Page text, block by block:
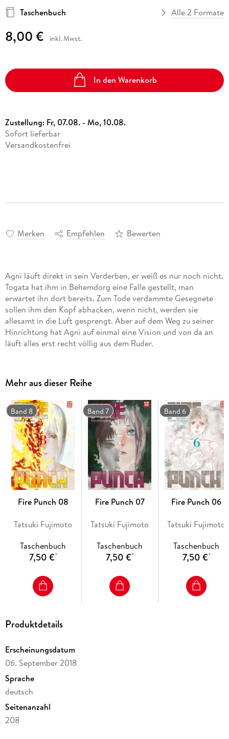
Taschenbuch
Alle 2 Formate
8,00 € inkl. Mwst.
In den Warenkorb
Zustellung: Fr, 07.08. - Mo, 10.08.
Sofort lieferbar
Versandkostenfrei
Merken Empfehlen Bewerten
Agni läuft direkt in sein Verderben, er weiß es nur noch nicht.
Togata hat ihm in Behemdorg eine Falle gestellt, man
erwartet ihn dort bereits. Zum Tode verdammte Gesegnete
sollen ihm den Kopf abhacken, wenn nicht, werden sie
allesamt in die Luft gesprengt. Aber auf dem Weg zu seiner
Hinrichtung hat Agni auf einmal eine Vision und von da an
läuft alles erst recht völlig aus dem Ruder.
Mehr aus dieser Reihe
Band 8
Fire Punch 08
Tatsuki Fujimoto
Taschenbuch
7,50 €*
Band 7
Fire Punch 07
Tatsuki Fujimoto
Taschenbuch
7,50 €*
Band 6
Fire Punch 06
Tatsuki Fujimoto
Taschenbuch
7,50 €*
Produktdetails
Erscheinungsdatum
06. September 2018
Sprache
deutsch
Seitenanzahl
208